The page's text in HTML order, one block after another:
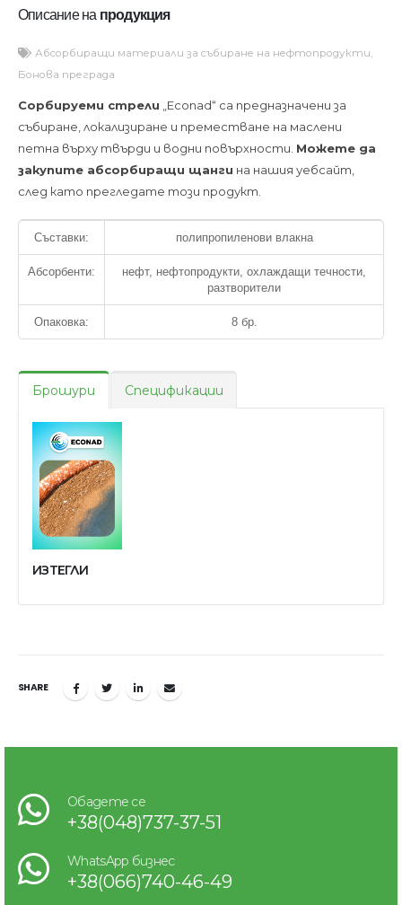
Описание напродукция
Абсорбиращи материали за събиране на нефтопродукти,
Бонова преграда
Сорбируеми стрели „Econad“ са предназначени за
събиране, локализиране и преместване на маслени
петна върху твърди и водни повърхности. Можете да
закупите абсорбиращи щанги на нашия уебсайт,
след като прегледате този продукт.
Съставки: полипропиленови влакна
Абсорбенти:
нефт, нефтопродукти, охлаждащи течности,
разтворители
Опаковка: 8 бр.
Брошури Спецификации
ИЗТЕГЛИ
SHARE
Обадете се
+38(048)737-37-51
WhatsApp бизнес
+38(066)740-46-49